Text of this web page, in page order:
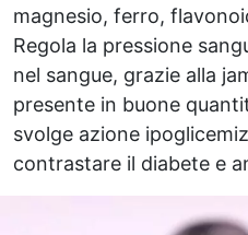
magnesio, ferro,
Regola la pressione
nel sangue, grazie alla
presente in buone
svolge azione
contrastare il diabete e